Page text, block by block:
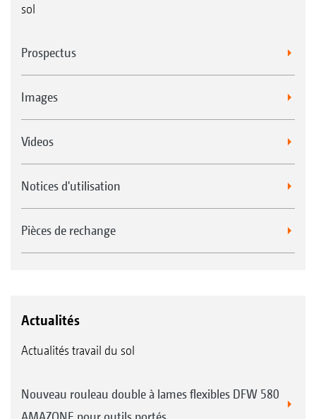
sol
Prospectus
Images
Videos
Notices d'utilisation
Pièces de rechange
Actualités
Actualités travail du sol
Nouveau rouleau double à lames flexibles DFW 580